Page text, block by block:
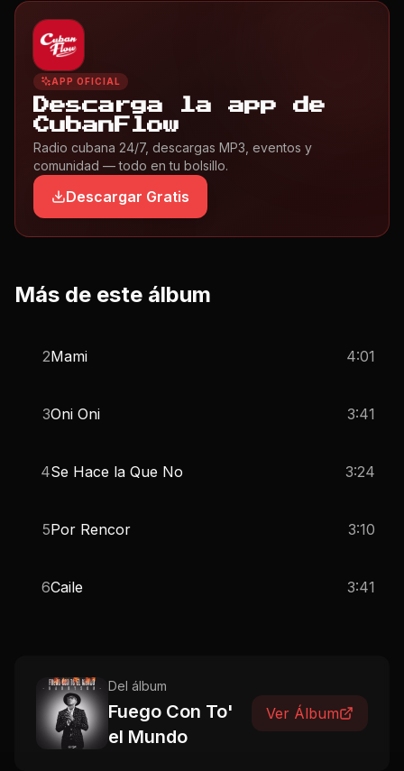
APP OFICIAL
Descarga la app de
CubanFlow
Radio cubana 24/7, descargas MP3, eventos y
comunidad — todo en tu bolsillo.
Descargar Gratis
Más de este álbum
2Mami 4:01
3Oni Oni 3:41
4Se Hace la Que No 3:24
5Por Rencor 3:10
6Caile 3:41
Del álbum
Fuego Con To'
el Mundo
Ver Álbum